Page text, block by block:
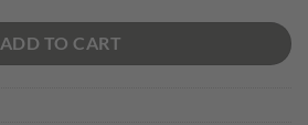
ADD TO CART